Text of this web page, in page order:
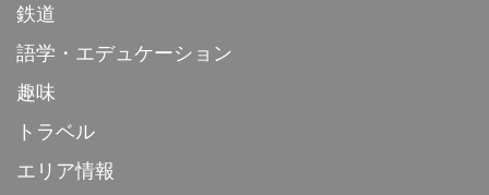
鉄道
語学・エデュケーション
趣味
トラベル
エリア情報